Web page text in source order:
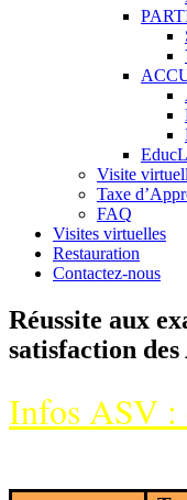
Visite
Taxe
FAQ
Visites virtuelles
Restauration
Contactez-nous
Réussite aux
satisfaction
Infos ASV